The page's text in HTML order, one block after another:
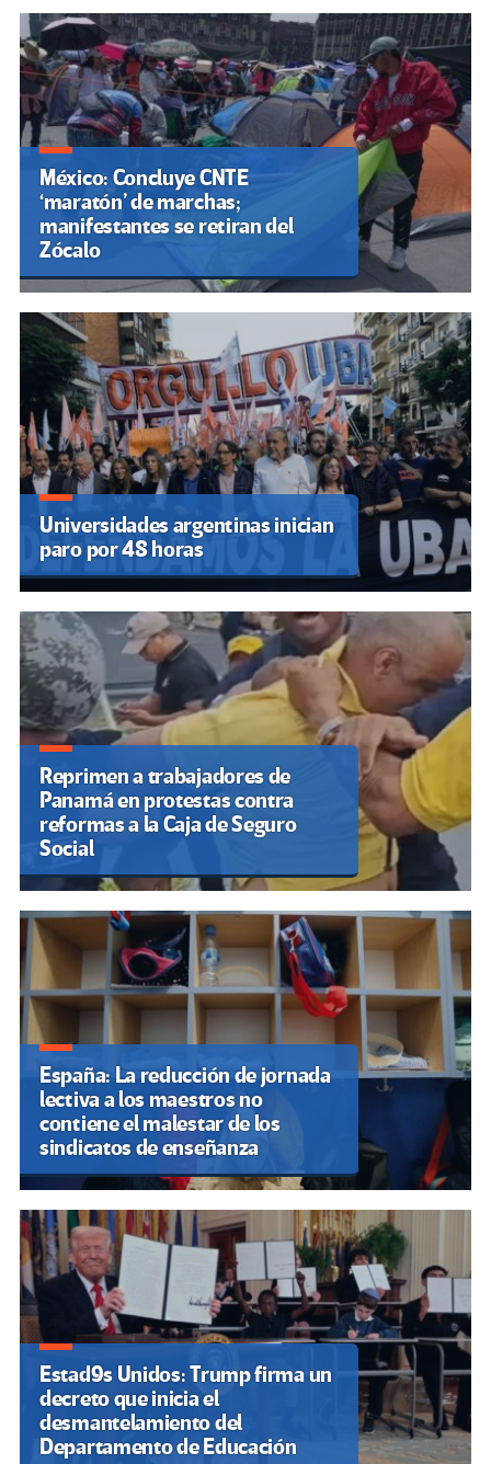
México: Concluye CNTE
‘maratón’ de marchas;
manifestantes se retiran del
Zócalo
Universidades argentinas inician
paro por 48 horas
Reprimen a trabajadores de
Panamá en protestas contra
reformas a la Caja de Seguro
Social
España: La reducción de jornada
lectiva a los maestros no
contiene el malestar de los
sindicatos de enseñanza
Estad9s Unidos: Trump firma un
decreto que inicia el
desmantelamiento del
Departamento de Educación